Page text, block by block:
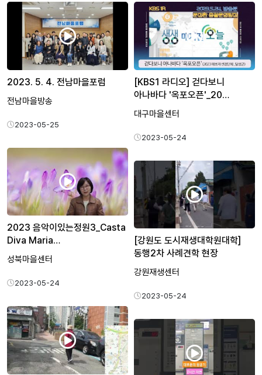
2023. 5. 4. 전남마을포럼
전남마을방송
2023-05-25
[KBS1 라디오] 걷다보니
아나바다 '옥포오픈'_20…
대구마을센터
2023-05-24
2023 음악이있는정원3_Casta
Diva Maria…
성북마을센터
2023-05-24
[강원도 도시재생대학원대학]
동행2차 사례견학 현장
강원재생센터
2023-05-24